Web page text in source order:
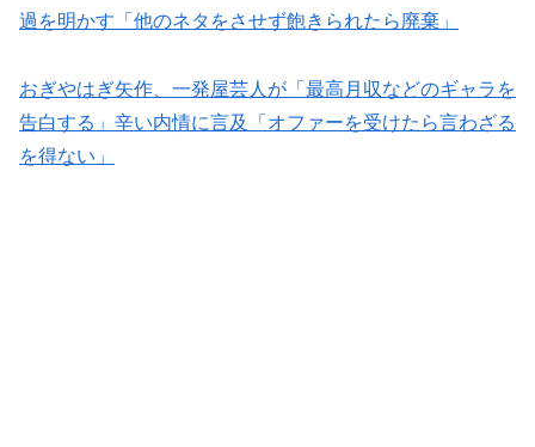
過を明かす「他のネタをさせず飽きられたら廃棄」
おぎやはぎ矢作、一発屋芸人が「最高月収などのギャラを
告白する」辛い内情に言及「オファーを受けたら言わざる
を得ない」